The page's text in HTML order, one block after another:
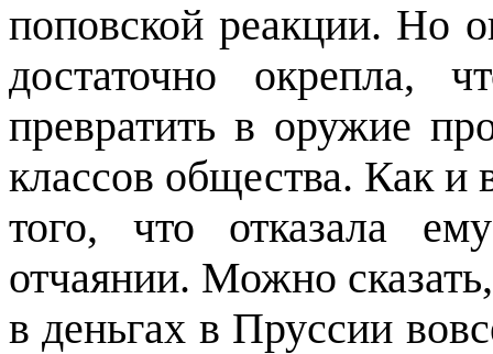
поповской реакции. Но
достаточно окрепла,
превратить в оружие
классов общества. Как и
того, что отказала
отчаянии. Можно
в деньгах в Пруссии